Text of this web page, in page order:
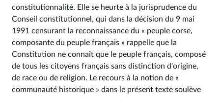
constitutionnalité. Elle se heurte à la jurisprudence du
Conseil constitutionnel, qui dans la décision du 9 mai
1991 censurant la reconnaissance du « peuple corse,
composante du peuple français » rappelle que la
Constitution ne connaît que le peuple français, composé
de tous les citoyens français sans distinction d'origine,
de race ou de religion. Le recours à la notion de «
communauté historique » dans le présent texte soulève